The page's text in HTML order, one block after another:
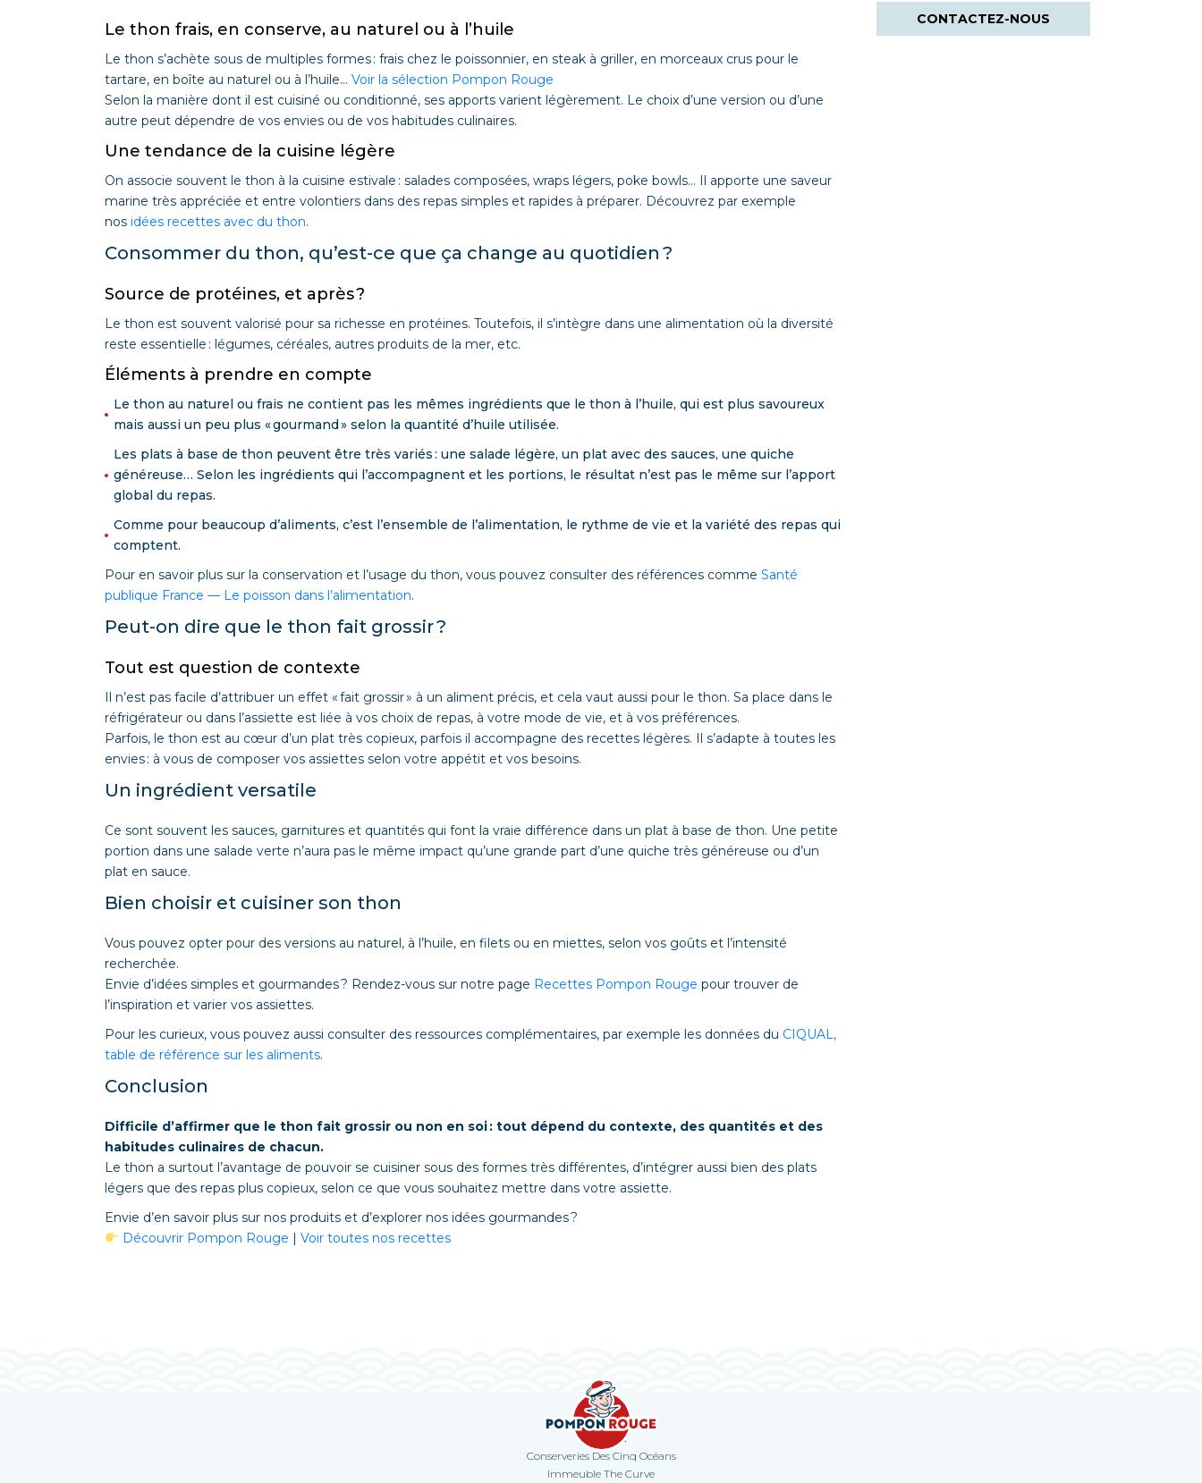
Le thon frais, en conserve, au naturel ou à l’huile
Le thon s’achète sous de multiples formes : frais chez le poissonnier, en steak à griller, en morceaux crus pour le
tartare, en boîte au naturel ou à l’huile… Voir la sélection Pompon Rouge
Selon la manière dont il est cuisiné ou conditionné, ses apports varient légèrement. Le choix d’une version ou d’une
autre peut dépendre de vos envies ou de vos habitudes culinaires.
Une tendance de la cuisine légère
On associe souvent le thon à la cuisine estivale : salades composées, wraps légers, poke bowls… Il apporte une saveur
marine très appréciée et entre volontiers dans des repas simples et rapides à préparer. Découvrez par exemple
nos idées recettes avec du thon.
Consommer du thon, qu’est-ce que ça change au quotidien ?
Source de protéines, et après ?
Le thon est souvent valorisé pour sa richesse en protéines. Toutefois, il s’intègre dans une alimentation où la diversité
reste essentielle : légumes, céréales, autres produits de la mer, etc.
Éléments à prendre en compte
Le thon au naturel ou frais ne contient pas les mêmes ingrédients que le thon à l’huile, qui est plus savoureux
mais aussi un peu plus « gourmand » selon la quantité d’huile utilisée.
Les plats à base de thon peuvent être très variés : une salade légère, un plat avec des sauces, une quiche
généreuse… Selon les ingrédients qui l’accompagnent et les portions, le résultat n’est pas le même sur l’apport
global du repas.
Comme pour beaucoup d’aliments, c’est l’ensemble de l’alimentation, le rythme de vie et la variété des repas qui
comptent.
Pour en savoir plus sur la conservation et l’usage du thon, vous pouvez consulter des références comme Santé
publique France — Le poisson dans l’alimentation.
Peut-on dire que le thon fait grossir ?
Tout est question de contexte
Il n’est pas facile d’attribuer un effet « fait grossir » à un aliment précis, et cela vaut aussi pour le thon. Sa place dans le
réfrigérateur ou dans l’assiette est liée à vos choix de repas, à votre mode de vie, et à vos préférences.
Parfois, le thon est au cœur d’un plat très copieux, parfois il accompagne des recettes légères. Il s’adapte à toutes les
envies : à vous de composer vos assiettes selon votre appétit et vos besoins.
Un ingrédient versatile
Ce sont souvent les sauces, garnitures et quantités qui font la vraie différence dans un plat à base de thon. Une petite
portion dans une salade verte n’aura pas le même impact qu’une grande part d’une quiche très généreuse ou d’un
plat en sauce.
Bien choisir et cuisiner son thon
Vous pouvez opter pour des versions au naturel, à l’huile, en filets ou en miettes, selon vos goûts et l’intensité
recherchée.
Envie d’idées simples et gourmandes ? Rendez-vous sur notre page Recettes Pompon Rouge pour trouver de
l’inspiration et varier vos assiettes.
Pour les curieux, vous pouvez aussi consulter des ressources complémentaires, par exemple les données du CIQUAL,
table de référence sur les aliments.
Conclusion
Difficile d’affirmer que le thon fait grossir ou non en soi : tout dépend du contexte, des quantités et des
habitudes culinaires de chacun.
Le thon a surtout l’avantage de pouvoir se cuisiner sous des formes très différentes, d’intégrer aussi bien des plats
légers que des repas plus copieux, selon ce que vous souhaitez mettre dans votre assiette.
Envie d’en savoir plus sur nos produits et d’explorer nos idées gourmandes ?
Découvrir Pompon Rouge | Voir toutes nos recettes
CONTACTEZ-NOUS
Contact
Conserveries Des Cinq Océans
Immeuble The Curve